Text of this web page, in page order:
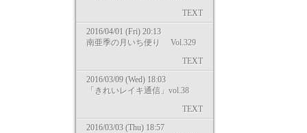
TEXT
2016/04/01 (Fri) 20:13
南亜季の月いち便り Vol.329
TEXT
2016/03/09 (Wed) 18:03
「きれいレイキ通信」vol.38
TEXT
2016/03/03 (Thu) 18:57